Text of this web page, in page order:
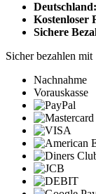
Kostenloser
Sichere
Sicher bezahlen mit
Nachnahme
Vorauskasse